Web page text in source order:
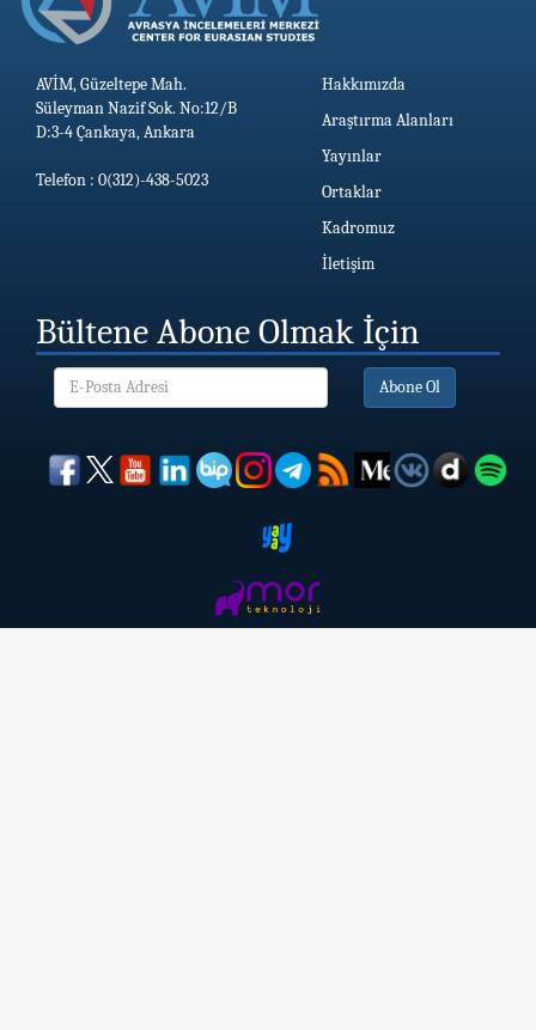
AVİM, Güzeltepe Mah.
Süleyman Nazif Sok. No:12/B
D:3-4 Çankaya, Ankara
Telefon : 0(312)-438-5023
Hakkımızda
Araştırma Alanları
Yayınlar
Ortaklar
Kadromuz
İletişim
Bültene Abone Olmak İçin
Abone Ol